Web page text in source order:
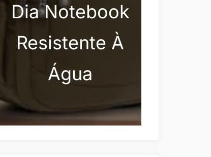
Dia Notebook
Resistente À
Água